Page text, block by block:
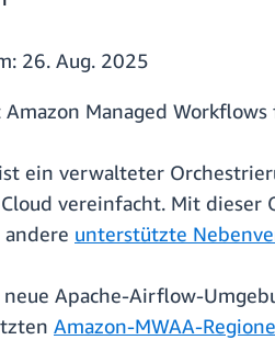
26. Aug. 2025
Managed
ein verwalteter
vereinfacht. Mit
unterstützte
Apache-Airflow-
Amazon-MWAA-